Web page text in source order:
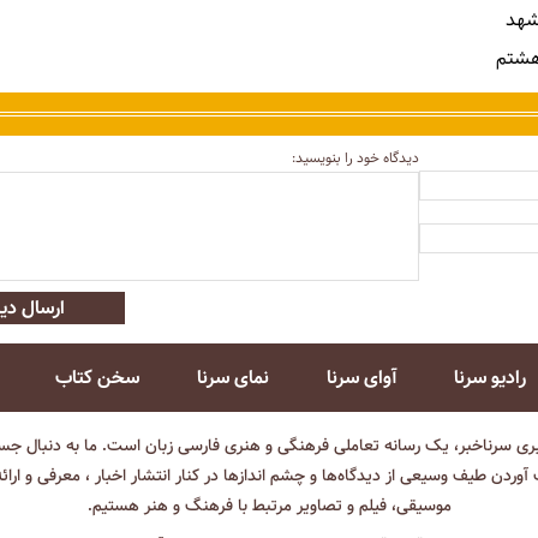
دیدگاه خود را بنویسید:
ارسال
رادیو سرنا آوای سرنا نمای سرنا سخن کتاب
سرناخبر، یک رسانه تعاملی فرهنگی و هنری فارسی زبان است. ما به دنبال
طیف وسیعی از دیدگاه‌ها و چشم انداز‌ها در کنار انتشار اخبار ، معرفی و
موسیقی، فیلم و تصاویر مرتبط با فرهنگ و هنر هستیم.